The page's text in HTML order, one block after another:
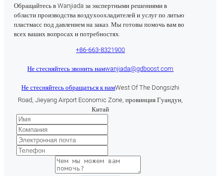
Обращайтесь в Wanjiada за экспертными решениями в
области производства воздухоохладителей и услуг по литью
пластмасс под давлением на заказ. Мы готовы помочь вам во
всех ваших вопросах и потребностях.
+86-663-8321900
Не стесняйтесь звонить намwanjiada@gdboost.com
Не стесняйтесь обращаться к намWest Of The Dongsizhi
Road, Jieyang Airport Economic Zone, провинция Гуандун,
Китай